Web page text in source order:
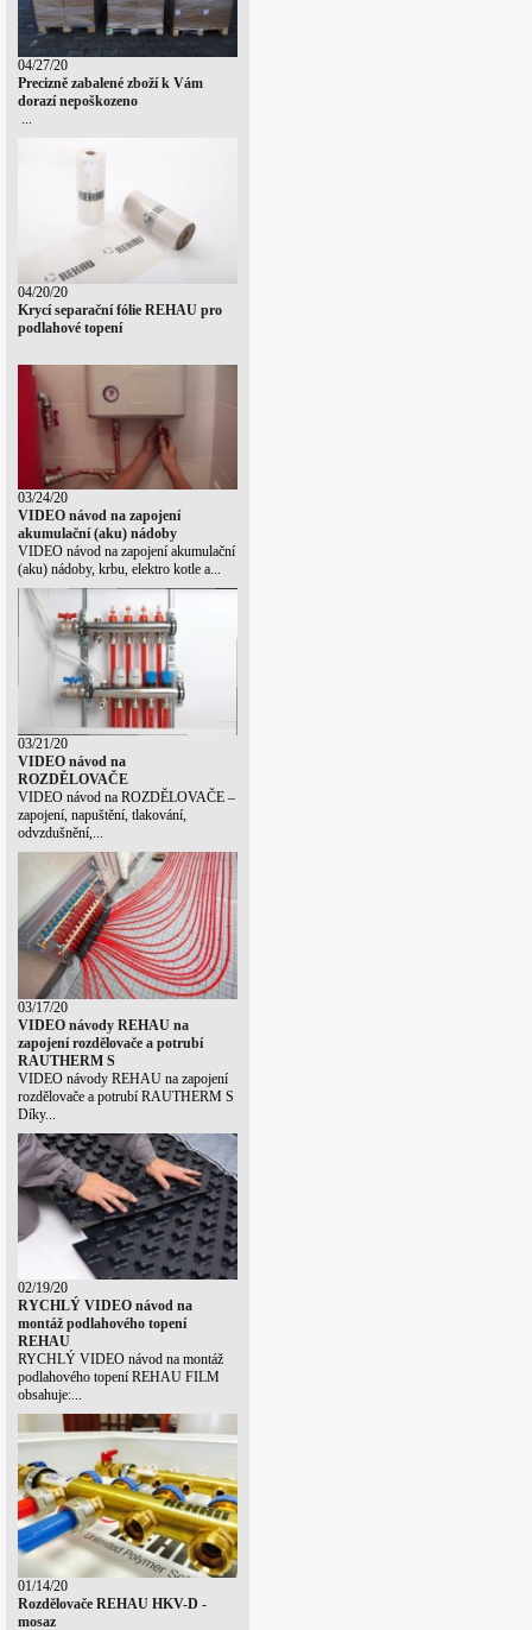
04/27/20
Precizně zabalené zboží k Vám
dorazí nepoškozeno
...
04/20/20
Krycí separační fólie REHAU pro
podlahové topení
03/24/20
VIDEO návod na zapojení
akumulační (aku) nádoby
VIDEO návod na zapojení akumulační
(aku) nádoby, krbu, elektro kotle a...
03/21/20
VIDEO návod na
ROZDĚLOVAČE
VIDEO návod na ROZDĚLOVAČE –
zapojení, napuštění, tlakování,
odvzdušnění,...
03/17/20
VIDEO návody REHAU na
zapojení rozdělovače a potrubí
RAUTHERM S
VIDEO návody REHAU na zapojení
rozdělovače a potrubí RAUTHERM S
Díky...
02/19/20
RYCHLÝ VIDEO návod na
montáž podlahového topení
REHAU
RYCHLÝ VIDEO návod na montáž
podlahového topení REHAU FILM
obsahuje:...
01/14/20
Rozdělovače REHAU HKV-D -
mosaz